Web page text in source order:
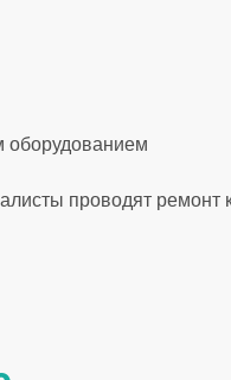
оборудованием
проводят ремонт